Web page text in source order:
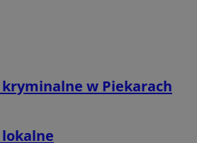
w Piekarach